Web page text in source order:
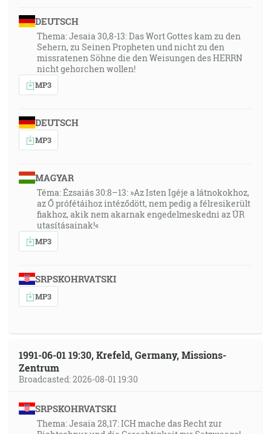
DEUTSCH
Thema: Jesaia 30,8-13: Das Wort Gottes kam zu den
Sehern, zu Seinen Propheten und nicht zu den
missratenen Söhne die den Weisungen des HERRN
nicht gehorchen wollen!
MP3
DEUTSCH
MP3
MAGYAR
Téma: Ézsaiás 30:8–13: »Az Isten Igéje a látnokokhoz,
az Ő prófétáihoz intéződött, nem pedig a félresikerült
fiakhoz, akik nem akarnak engedelmeskedni az ÚR
utasításainak!«
MP3
SRPSKOHRVATSKI
MP3
1991-06-01 19:30, Krefeld, Germany, Missions-
Zentrum
Broadcasted: 2026-08-01 19:30
SRPSKOHRVATSKI
Thema: Jesaia 28,17: ICH mache das Recht zur